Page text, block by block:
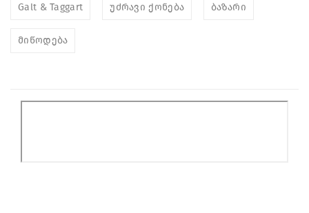
Galt & Taggart უძრავი ქონება ბაზარი
მიწოდება